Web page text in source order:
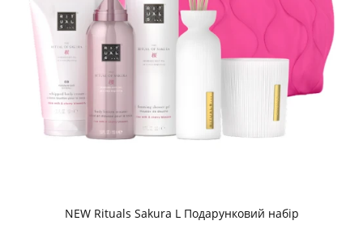
NEW Rituals Sakura L Подарунковий набір